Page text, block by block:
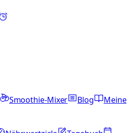
Smoothie-Mixer Blog
Meine